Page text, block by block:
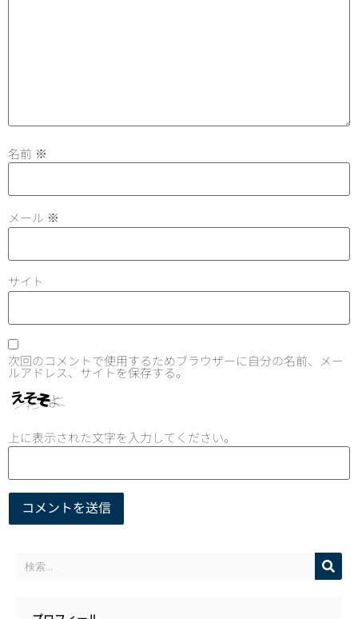
名前 ※
メール ※
サイト
次回のコメントで使用するためブラウザーに自分の名前、メー
ルアドレス、サイトを保存する。
上に表示された文字を入力してください。